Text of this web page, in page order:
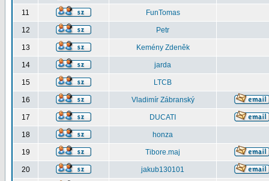
11 FunTomas
12 Petr
13 Kemény Zdeněk
14 jarda
15 LTCB
16 Vladimír Zábranský
17 DUCATI
18 honza
19 Tibore.maj
20 jakub130101